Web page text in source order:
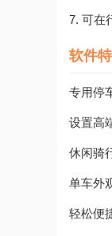
7. 可在
软件
专用停
设置高
休闲骑
单车外
轻松便